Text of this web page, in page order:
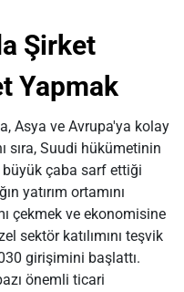
Şirket
Yapmak
Asya ve Avrupa'ya kolay
sıra, Suudi hükümetinin
büyük çaba sarf ettiği
yatırım ortamını
çekmek ve ekonomisine
sektör katılımını teşvik
girişimini başlattı.
önemli ticari